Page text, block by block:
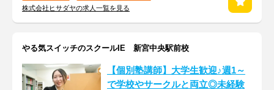
株式会社ヒサダヤの求人一覧を見る
やる気スイッチのスクールIE 新宮中央駅前校
【個別塾講師】大学生歓迎♪週1～
で学校やサークルと両立◎未経験